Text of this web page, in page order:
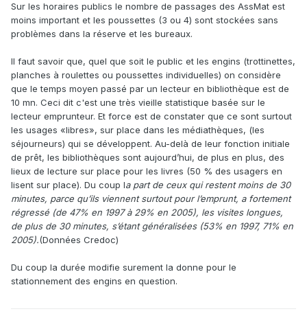
Sur les horaires publics le nombre de passages des AssMat est
moins important et les poussettes (3 ou 4) sont stockées sans
problèmes dans la réserve et les bureaux.
Il faut savoir que, quel que soit le public et les engins (trottinettes,
planches à roulettes ou poussettes individuelles) on considère
que le temps moyen passé par un lecteur en bibliothèque est de
10 mn. Ceci dit c'est une très vieille statistique basée sur le
lecteur emprunteur. Et force est de constater que ce sont surtout
les usages «libres», sur place dans les médiathèques, (les
séjourneurs) qui se développent. Au-delà de leur fonction initiale
de prêt, les bibliothèques sont aujourd’hui, de plus en plus, des
lieux de lecture sur place pour les livres (50 % des usagers en
lisent sur place). Du coup la part de ceux qui restent moins de 30
minutes, parce qu’ils viennent surtout pour l’emprunt, a fortement
régressé (de 47% en 1997 à 29% en 2005), les visites longues,
de plus de 30 minutes, s’étant généralisées (53% en 1997, 71% en
2005).(Données Credoc)
Du coup la durée modifie surement la donne pour le
stationnement des engins en question.